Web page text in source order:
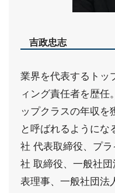
吉政忠志
業界を代表するトッ
ィング責任者を歴任
ップクラスの年収を
と呼ばれるようにな
社 代表取締役、プ
社 取締役、一般社
表理事、一般社団法